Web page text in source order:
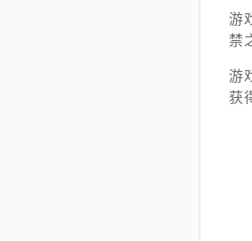
游
禁
游
获